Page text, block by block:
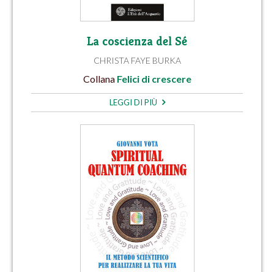
La coscienza del Sé
CHRISTA FAYE BURKA
Collana Felici di crescere
LEGGI DI PIÙ